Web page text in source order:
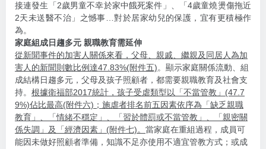
接連發生「2歲男童不幸於家中餓死案件」、「4歲童燒燙傷拖近
2天未送醫不治」之憾事…對於居家幼兒的保護，宜有更積極作
為。
家庭組成日趨多元 親職教育需延伸
從新聞事件的加害人關係來看，父母、親戚、繼親及同居人為加
害人的新聞則數比例達47.83%(附件五)。顯示家庭關係流動、組
成結構日趨多元，父母及孩子照顧者，都需要親職教育及社會支
持。 根據衛福部2017統計，孩子受虐類型以「不當管教」(47.7
9%)佔比最高(附件六)；施虐者排名前五因素依序為「缺乏親職
教育」、「情緒不穩定」、「習於體罰或不當管教」、「親密關
係失調」及「經濟因素」(附件七)。 當家庭在重組過程，成員可
能因未做好照顧者準備，知識不足亦使用不適宜管教方式；或成